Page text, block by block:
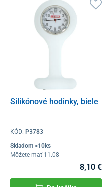
Silikónové hodinky, biele
KÓD: P3783
Skladom >10ks
Môžete mať 11.08
8,10 €